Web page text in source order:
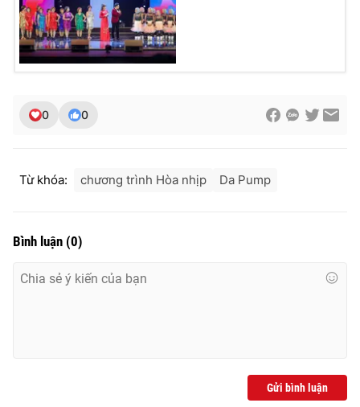
0 0
Từ khóa: chương trình Hòa nhịp Da Pump
Bình luận (0)
Gửi bình luận